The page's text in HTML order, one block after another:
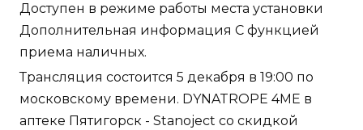
Доступен в режиме работы места установки
Дополнительная информация С функцией
приема наличных.
Трансляция состоится 5 декабря в 19:00 по
московскому времени. DYNATROPE 4ME в
аптеке Пятигорск - Stanoject со скидкой